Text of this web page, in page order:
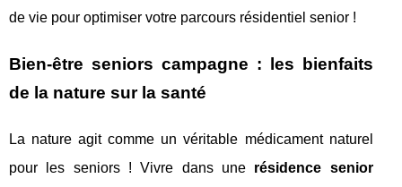
de vie pour optimiser votre parcours résidentiel senior !
Bien-être seniors campagne : les bienfaits
de la nature sur la santé
La nature agit comme un véritable médicament naturel
pour les seniors ! Vivre dans une résidence senior